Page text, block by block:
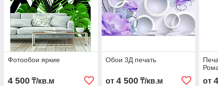
Фотообои яркие
4 500 ₸/кв.м
Обои 3Д печать
от 4 500₸/кв.м от